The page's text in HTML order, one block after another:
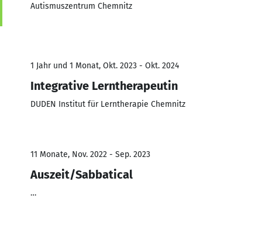
Autismuszentrum Chemnitz
1 Jahr und 1 Monat, Okt. 2023 - Okt. 2024
Integrative Lerntherapeutin
DUDEN Institut für Lerntherapie Chemnitz
11 Monate, Nov. 2022 - Sep. 2023
Auszeit/Sabbatical
…